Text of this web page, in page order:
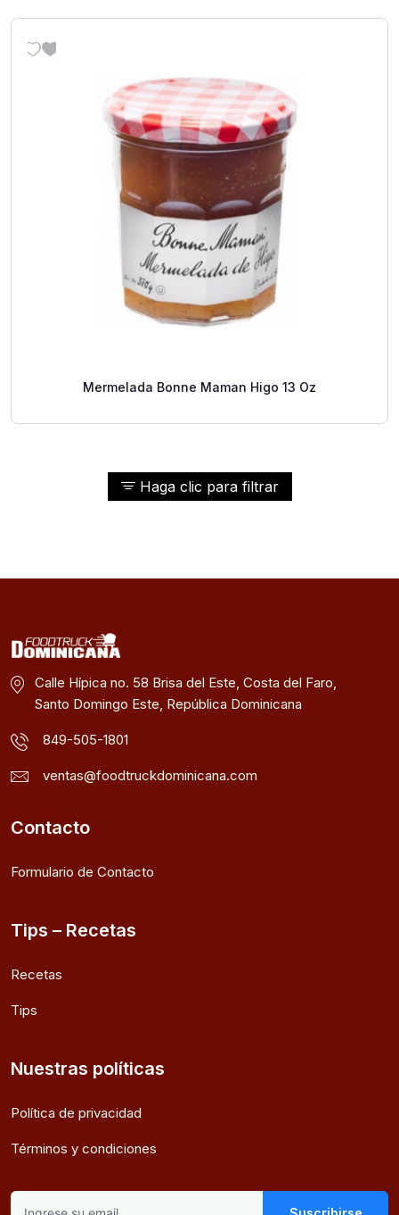
Haga clic para filtrar
Mermelada Bonne Maman Higo 13 Oz
Calle Hípica no. 58 Brisa del Este, Costa del Faro,
Santo Domingo Este, República Dominicana
849-505-1801
ventas@foodtruckdominicana.com
Contacto
Formulario de Contacto
Tips – Recetas
Recetas
Tips
Nuestras políticas
Política de privacidad
Términos y condiciones